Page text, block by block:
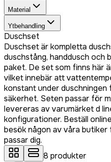
Material
Ytbehandling
Duschset
Duschset är kompletta
duschstång, handdusch och
paket. De set som finns här
vilket innebär att
konstant under
säkerhet. Seten passar för
levereras av varumärket d
konfigurationer. Beställ
besök någon av våra
passar dig.
8 produkter